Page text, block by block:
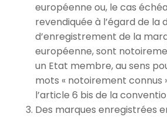
européenne ou, le cas
revendiquée à l’égard de la
d’enregistrement de la
européenne, sont
un Etat membre, au sens
mots « notoirement connus
l’article 6 bis de la
Des marques enregistrées